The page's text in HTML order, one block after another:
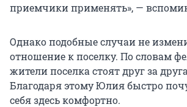
приемчики применять», —
Однако подобные случаи не
отношение к поселку. По словам
жители поселка стоят друг за
Благодаря этому Юлия быстро
себя здесь комфортно.